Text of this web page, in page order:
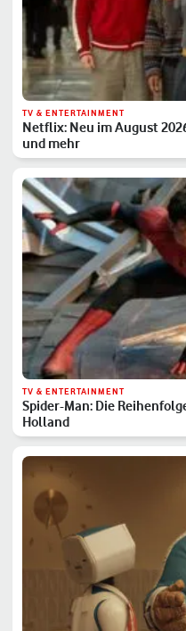
TV & ENTERTAINMENT
Netflix: Neu im August
und mehr
TV & ENTERTAINMENT
Spider-Man: Die
Holland